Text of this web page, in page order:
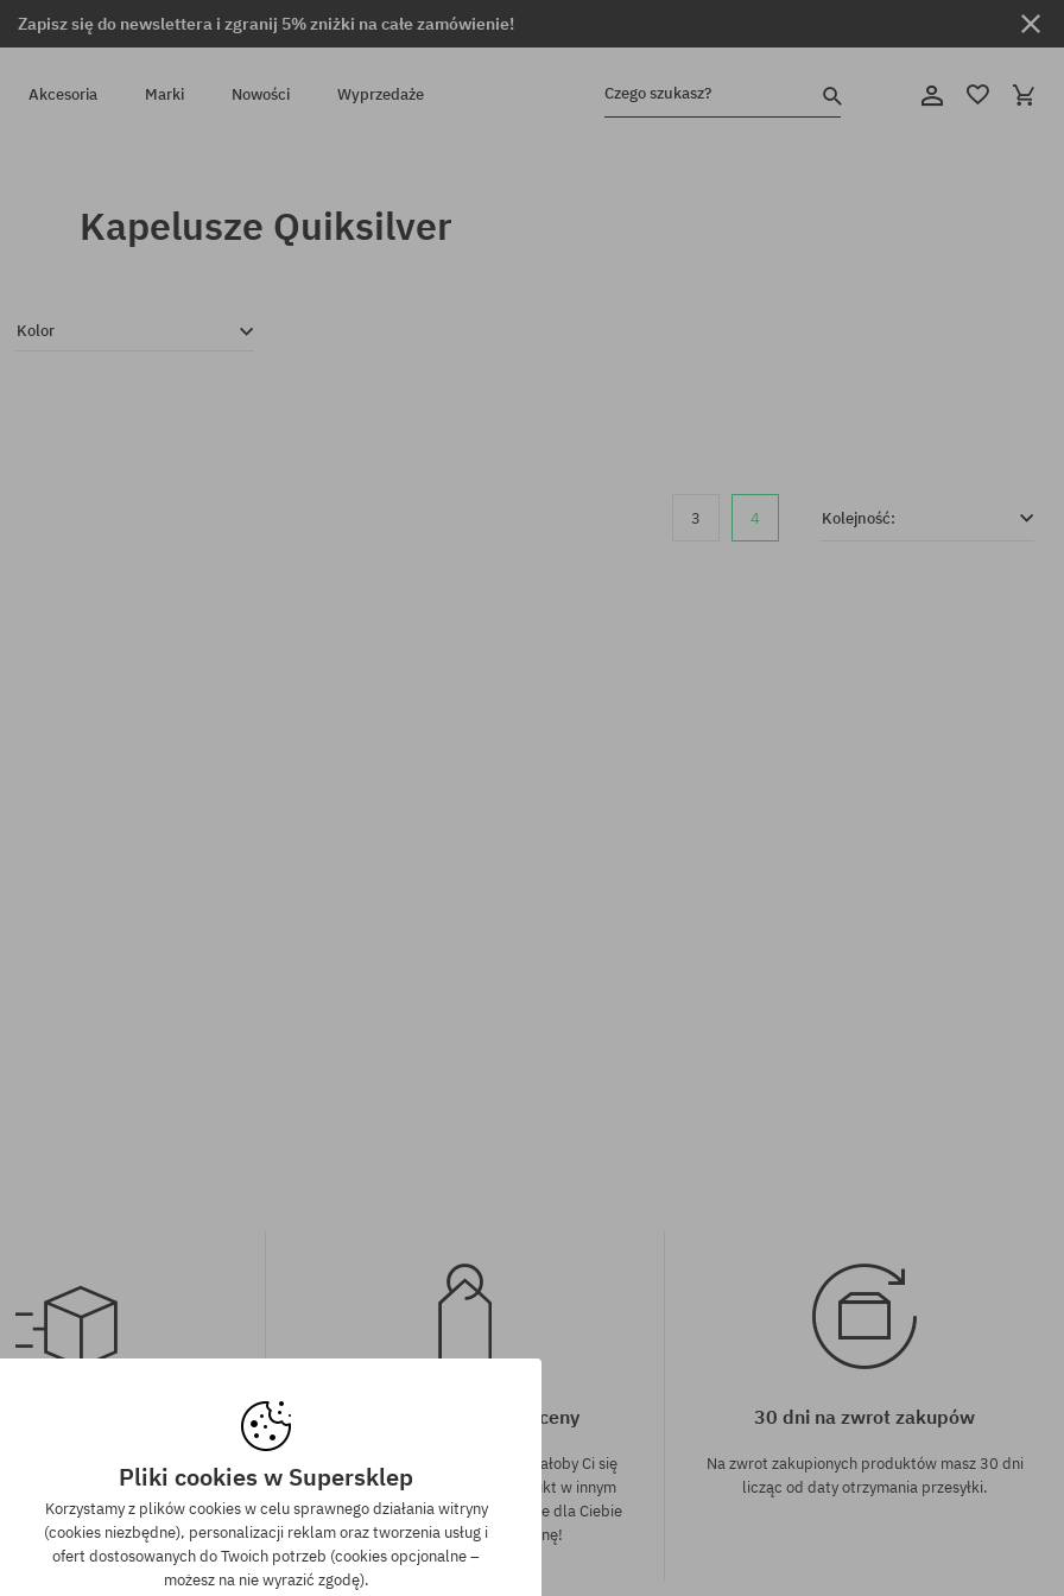
Zapisz się do newslettera i zgranij 5% zniżki na całe zamówienie!
Akcesoria Marki Nowości Wyprzedaże Czego szukasz?
Kapelusze Quiksilver
Kolor
3 4 Kolejność:
zamówień powyżej 350 zł
GRATIS, niezależnie od
płatności i przewoźnika.
Gwarancja najniższej ceny
Mamy najlepsze ceny, ale jeśli udałoby Ci się
znaleźć dokładnie ten sam produkt w innym
sklepie, w niższej cenie - specjalnie dla Ciebie
również obniżymy jego cenę!
30 dni na zwrot zakupów
Na zwrot zakupionych produktów masz 30 dni
licząc od daty otrzymania przesyłki.
Pliki cookies w Supersklep
Korzystamy z plików cookies w celu sprawnego działania witryny
(cookies niezbędne), personalizacji reklam oraz tworzenia usług i
ofert dostosowanych do Twoich potrzeb (cookies opcjonalne –
możesz na nie wyrazić zgodę).